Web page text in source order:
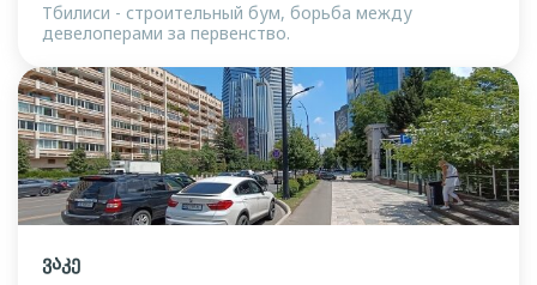
Тбилиси - строительный бум, борьба между
девелоперами за первенство.
ვაკე